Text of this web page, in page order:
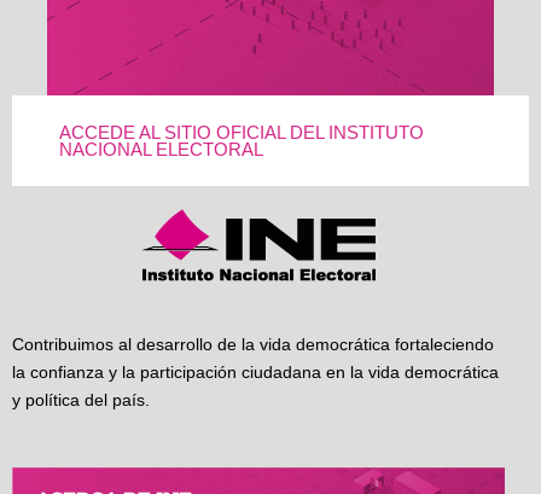
ACCEDE AL SITIO OFICIAL DEL INSTITUTO
NACIONAL ELECTORAL
Contribuimos al desarrollo de la vida democrática fortaleciendo
la confianza y la participación ciudadana en la vida democrática
y política del país.